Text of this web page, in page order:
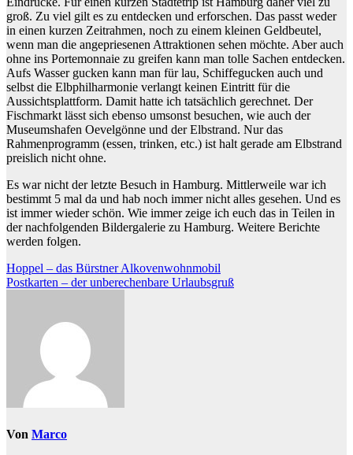
groß. Zu viel gilt es zu entdecken und erforschen. Das passt weder
in einen kurzen Zeitrahmen, noch zu einem kleinen Geldbeutel,
wenn man die angepriesenen Attraktionen sehen möchte. Aber auch
ohne ins Portemonnaie zu greifen kann man tolle Sachen entdecken.
Aufs Wasser gucken kann man für lau, Schiffegucken auch und
selbst die Elbphilharmonie verlangt keinen Eintritt für die
Aussichtsplattform. Damit hatte ich tatsächlich gerechnet. Der
Fischmarkt lässt sich ebenso umsonst besuchen, wie auch der
Museumshafen Oevelgönne und der Elbstrand. Nur das
Rahmenprogramm (essen, trinken, etc.) ist halt gerade am Elbstrand
preislich nicht ohne.
Es war nicht der letzte Besuch in Hamburg. Mittlerweile war ich
bestimmt 5 mal da und hab noch immer nicht alles gesehen. Und es
ist immer wieder schön. Wie immer zeige ich euch das in Teilen in
der nachfolgenden Bildergalerie zu Hamburg. Weitere Berichte
werden folgen.
Beitragsnavigation
Hoppel – das Bürstner Alkovenwohnmobil
Postkarten – der unberechenbare Urlaubsgruß
Von Marco